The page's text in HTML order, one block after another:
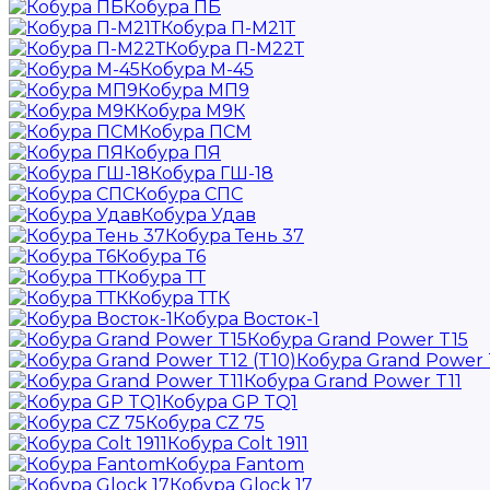
Кобура ПБ
Кобура П-М21Т
Кобура П-М22Т
Кобура М-45
Кобура МП9
Кобура М9К
Кобура ПСМ
Кобура ПЯ
Кобура ГШ-18
Кобура СПС
Кобура Удав
Кобура Тень 37
Кобура Т6
Кобура ТТ
Кобура ТТК
Кобура Восток-1
Кобура Grand Power T15
Кобура Grand Power
Кобура Grand Power T11
Кобура GP TQ1
Кобура CZ 75
Кобура Colt 1911
Кобура Fantom
Кобура Glock 17